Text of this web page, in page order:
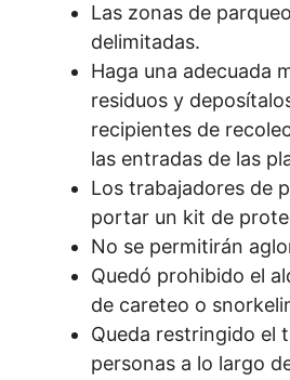
Las zonas de
delimitadas.
Haga una adecuada
residuos y
recipientes de
las entradas de las
Los trabajadores de
portar un kit de
No se permitirán
Quedó prohibido el
de careteo o
Queda restringido el
personas a lo largo